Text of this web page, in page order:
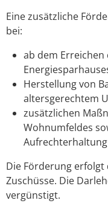
Eine zusätzliche
bei:
ab dem
Herstellung von
altersgerechtem
zusätzlichen
Wohnumfeldes
Die Förderung
Zuschüsse. Die
vergünstigt.